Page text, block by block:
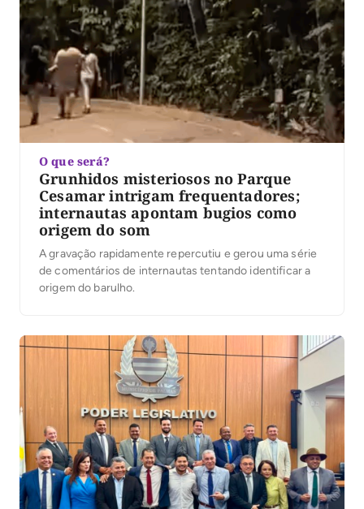
O que será?
Grunhidos misteriosos no Parque
Cesamar intrigam frequentadores;
internautas apontam bugios como
origem do som
A gravação rapidamente repercutiu e gerou uma série
de comentários de internautas tentando identificar a
origem do barulho.